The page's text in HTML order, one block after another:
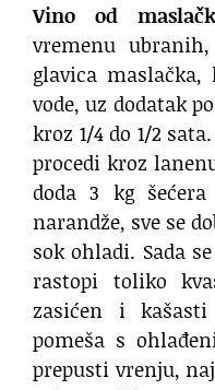
Vino od
vremenu
glavica
vode, uz dodatak
kroz 1/4 do 1/2
procedi kroz
doda 3 kg
narandže, sve se
sok ohladi. Sada
rastopi toliko
zasićen i
pomeša s
prepusti vrenju,